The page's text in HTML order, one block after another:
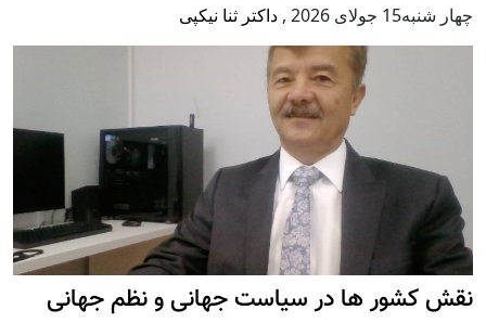
چهار شنبه15 جولای 2026 , داکتر ثنا نیکپی
نقش کشور ها در سیاست جهانی و نظم جهانی